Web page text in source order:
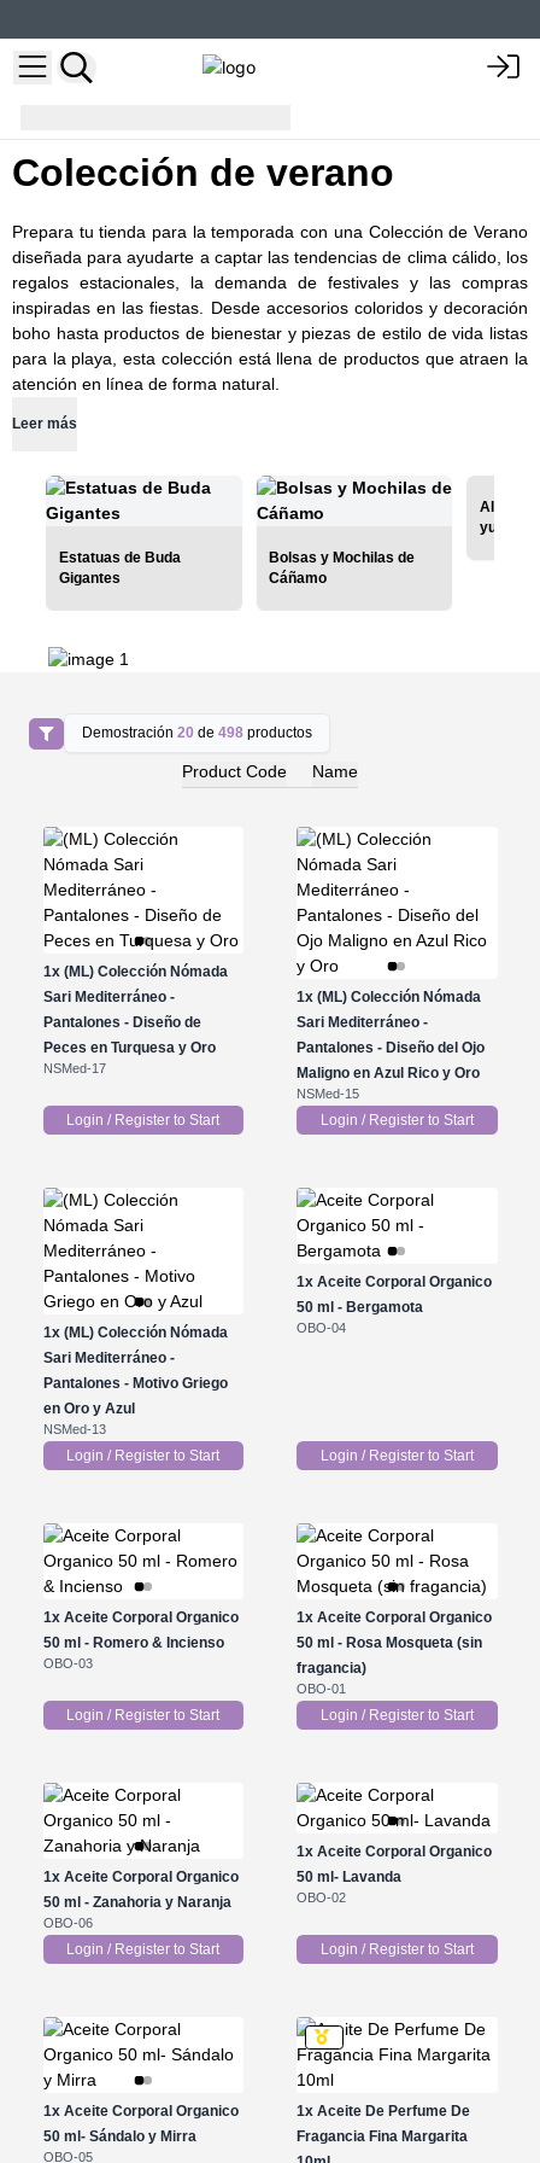
Colección de verano
Prepara tu tienda para la temporada con una Colección de Verano
diseñada para ayudarte a captar las tendencias de clima cálido, los
regalos estacionales, la demanda de festivales y las compras
inspiradas en las fiestas. Desde accesorios coloridos y decoración
boho hasta productos de bienestar y piezas de estilo de vida listas
para la playa, esta colección está llena de productos que atraen la
atención en línea de forma natural.
Leer más
Estatuas de Buda
Gigantes
Bolsas y Mochilas de
Cáñamo
yute,
Demostración20 de498 productos
Product Code Name
1x(ML) Colección Nómada
Sari Mediterráneo -
Pantalones - Diseño de
Peces en Turquesa y Oro
NSMed-17
Login / Register to Start
1x (ML) Colección Nómada
Sari Mediterráneo -
Pantalones - Diseño del Ojo
Maligno en Azul Rico y Oro
NSMed-15
Login / Register to Start
1x(ML) Colección Nómada
Sari Mediterráneo -
Pantalones - Motivo Griego
en Oro y Azul
NSMed-13
Login / Register to Start
1x Aceite Corporal Organico
50 ml - Bergamota
OBO-04
Login / Register to Start
1xAceite Corporal Organico
50 ml - Romero & Incienso
OBO-03
Login / Register to Start
1x Aceite Corporal Organico
50 ml - Rosa Mosqueta (sin
fragancia)
OBO-01
Login / Register to Start
1xAceite Corporal Organico
50 ml - Zanahoria y Naranja
OBO-06
Login / Register to Start
1x Aceite Corporal Organico
50 ml- Lavanda
OBO-02
Login / Register to Start
1xAceite Corporal Organico
50 ml- Sándalo y Mirra
OBO-05
1x Aceite De Perfume De
Fragancia Fina Margarita